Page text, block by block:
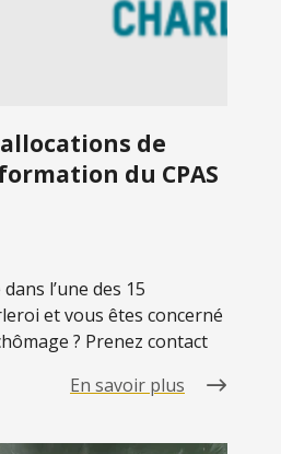
de
du CPAS
l’une des 15
et vous êtes concerné
? Prenez contact
En savoir plus